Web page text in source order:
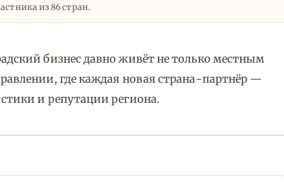
из 86 стран.
бизнес давно живёт не только местным
где каждая новая страна-партнёр —
и репутации региона.